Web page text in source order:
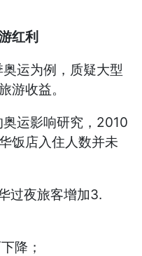
红利
运为例，质疑大型
游收益。
运影响研究，2010
饭店入住人数并未
过夜旅客增加3.
降；